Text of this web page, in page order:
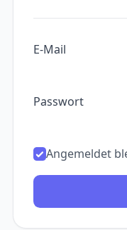
E-Mail
Passwort
Angemeldet